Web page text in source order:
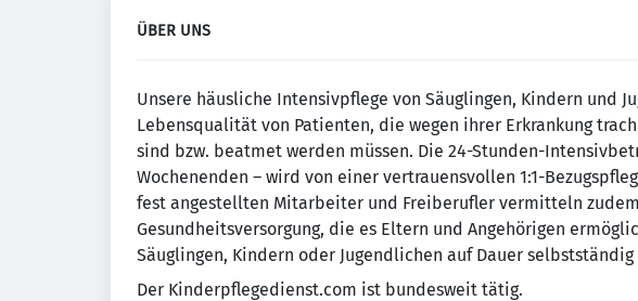
ÜBER UNS
Unsere häusliche Intensivpflege von Säuglingen, Kindern und
Lebensqualität von Patienten, die wegen ihrer Erkrankung
sind bzw. beatmet werden müssen. Die 24-Stunden-
Wochenenden – wird von einer vertrauensvollen 1:1-
fest angestellten Mitarbeiter und Freiberufler vermitteln
Gesundheitsversorgung, die es Eltern und Angehörigen
Säuglingen, Kindern oder Jugendlichen auf Dauer
Der Kinderpflegedienst.com ist bundesweit tätig.